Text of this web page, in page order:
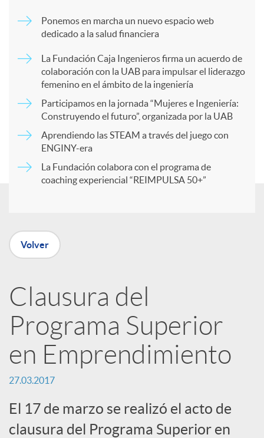
r
n
R
e
d
Ponemos en marcha un nuevo espacio web
dedicado a la salud financiera
La Fundación Caja Ingenieros firma un acuerdo de
colaboración con la UAB para impulsar el liderazgo
femenino en el ámbito de la ingeniería
Participamos en la jornada “Mujeres e Ingeniería:
Construyendo el futuro”, organizada por la UAB
Aprendiendo las STEAM a través del juego con
ENGINY-era
La Fundación colabora con el programa de
coaching experiencial “REIMPULSA 50+”
Volver
Clausura del
Programa Superior
en Emprendimiento
27.03.2017
El 17 de marzo se realizó el acto de
clausura del Programa Superior en